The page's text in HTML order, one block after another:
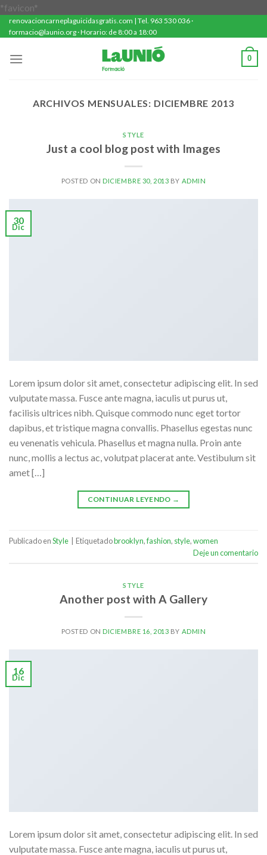
*favicon*
al
contenido
renovacioncarneplaguicidasgratis.com | Tel. 963 530 036 ·
formacio@launio.org · Horario: de 8:00 a 18:00
0
ARCHIVOS MENSUALES: DICIEMBRE 2013
STYLE
Just a cool blog post with Images
POSTED ON DICIEMBRE 30, 2013 BY ADMIN
30
Dic
Lorem ipsum dolor sit amet, consectetur adipiscing elit. In sed
vulputate massa. Fusce ante magna, iaculis ut purus ut,
facilisis ultrices nibh. Quisque commodo nunc eget tortor
dapibus, et tristique magna convallis. Phasellus egestas nunc
eu venenatis vehicula. Phasellus et magna nulla. Proin ante
nunc, mollis a lectus ac, volutpat placerat ante. Vestibulum sit
amet […]
CONTINUAR LEYENDO →
Publicado enStyle Etiquetadobrooklyn,fashion, style,women
Deje un comentario
STYLE
Another post with A Gallery
POSTED ON DICIEMBRE 16, 2013 BY ADMIN
16
Dic
Lorem ipsum dolor sit amet, consectetur adipiscing elit. In sed
vulputate massa. Fusce ante magna, iaculis ut purus ut,